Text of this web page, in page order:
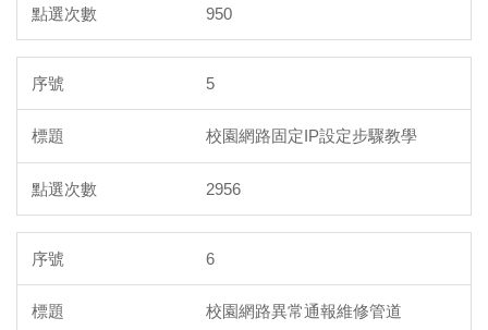
950
5
校園網路固定IP設定步驟教學
2956
6
校園網路異常通報維修管道